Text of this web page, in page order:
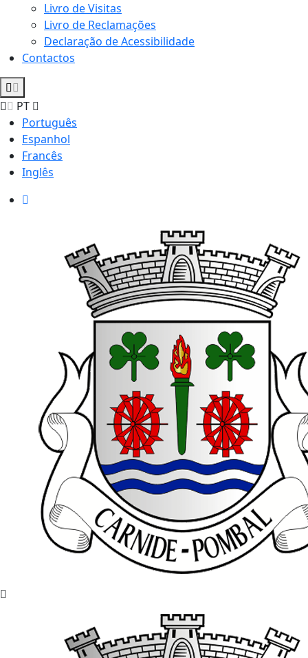
Livro de Visitas
Livro de Reclamações
Declaração de Acessibilidade
Contactos
PT
Português
Espanhol
Francês
Inglês